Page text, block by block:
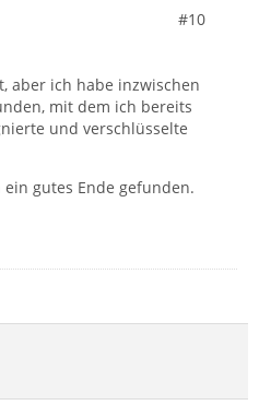
#10
aber ich habe inzwischen
mit dem ich bereits
und verschlüsselte
gutes Ende gefunden.